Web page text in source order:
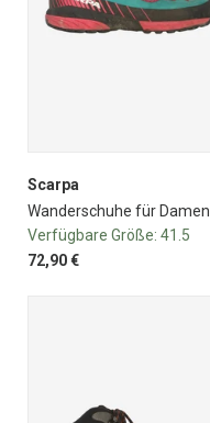
Scarpa
Wanderschuhe für Damen
Verfügbare Größe: 41.5
72,90 €